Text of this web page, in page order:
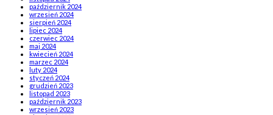
październik 2024
wrzesień 2024
sierpień 2024
lipiec 2024
czerwiec 2024
maj 2024
kwiecień 2024
marzec 2024
luty 2024
styczeń 2024
grudzień 2023
listopad 2023
październik 2023
wrzesień 2023